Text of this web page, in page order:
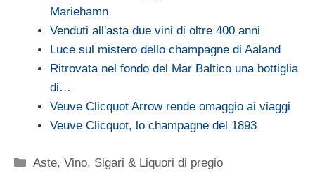
Mariehamn
Venduti all'asta due vini di oltre 400 anni
Luce sul mistero dello champagne di Aaland
Ritrovata nel fondo del Mar Baltico una bottiglia
di…
Veuve Clicquot Arrow rende omaggio ai viaggi
Veuve Clicquot, lo champagne del 1893
Categorie
Aste,Vino, Sigari & Liquori di pregio